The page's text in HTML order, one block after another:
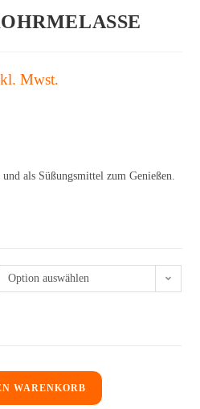
Mwst.
als Süßungsmittel zum Genießen.
Option auswählen
WARENKORB